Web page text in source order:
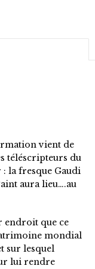
vient de
téléscripteurs du
la fresque Gaudi
aura lieu….au
endroit que ce
mondial
sur lesquel
lui rendre